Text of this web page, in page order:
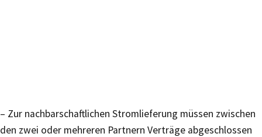
– Zur nachbarschaftlichen Stromlieferung müssen zwischen
den zwei oder mehreren Partnern Verträge abgeschlossen